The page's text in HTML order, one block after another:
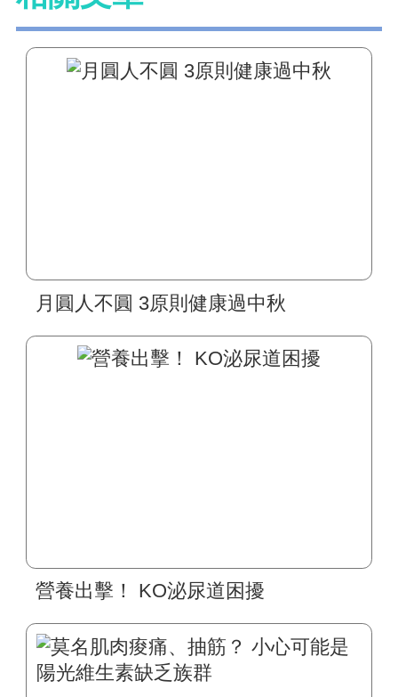
月圓人不圓 3原則健康過中秋
營養出擊！ KO泌尿道困擾